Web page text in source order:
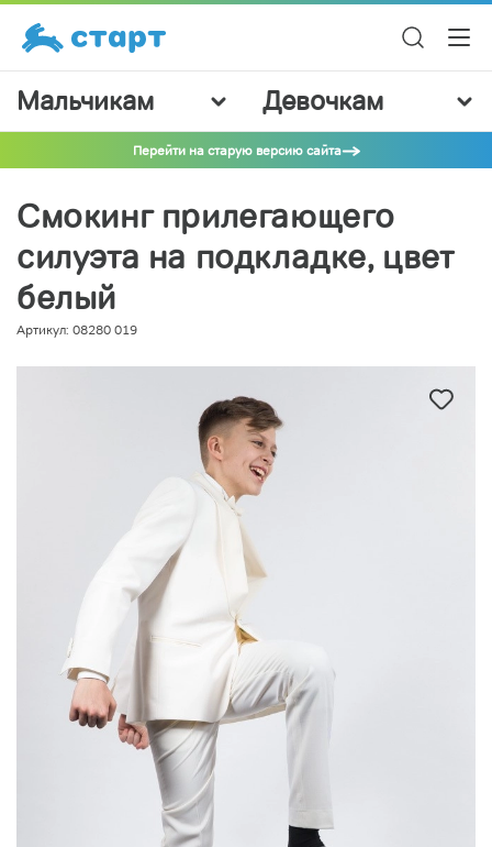
Мальчикам Девочкам
Перейти на старую версию сайта
Смокинг прилегающего
силуэта на подкладке, цвет
белый
Артикул: 08280 019